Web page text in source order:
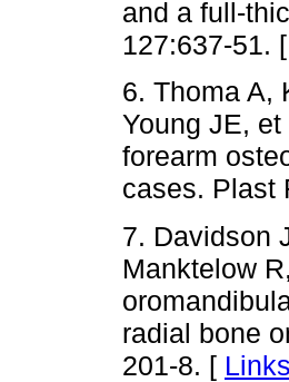
and a full-
127:637-51. [
6. Thoma A,
Young JE,
forearm
cases. Plast
7. Davidson
Manktelow
radial bone
201-8. [ Links